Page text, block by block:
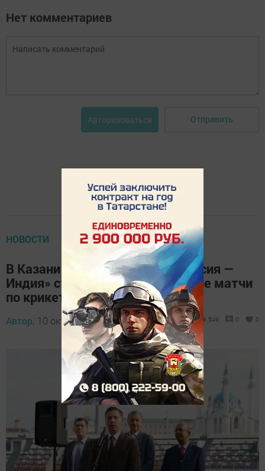
Нет комментариев
Авторизоваться Отправить
НОВОСТИ
В Казани в рамках форума «Россия —
Индия» стартовали студенческие матчи
по крикету
Автор, 10 октября 2025 - 10:00 549 0 0